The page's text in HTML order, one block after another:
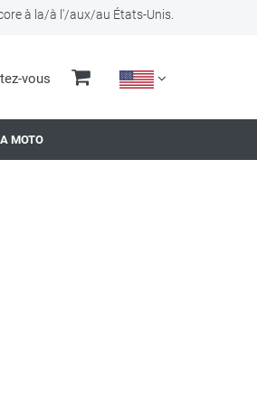
à la/à l'/aux/au États-Unis.
vous
MOTO